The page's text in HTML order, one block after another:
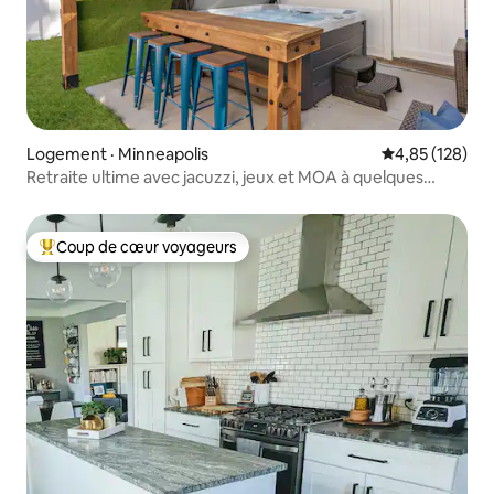
Logement · Minneapolis Note
4,85 (128)
Retraite ultime avec jacuzzi, jeux et MOA à quelques
Coup de cœur voyageurs parmi les plus aimés
Coup de cœur voyageurs